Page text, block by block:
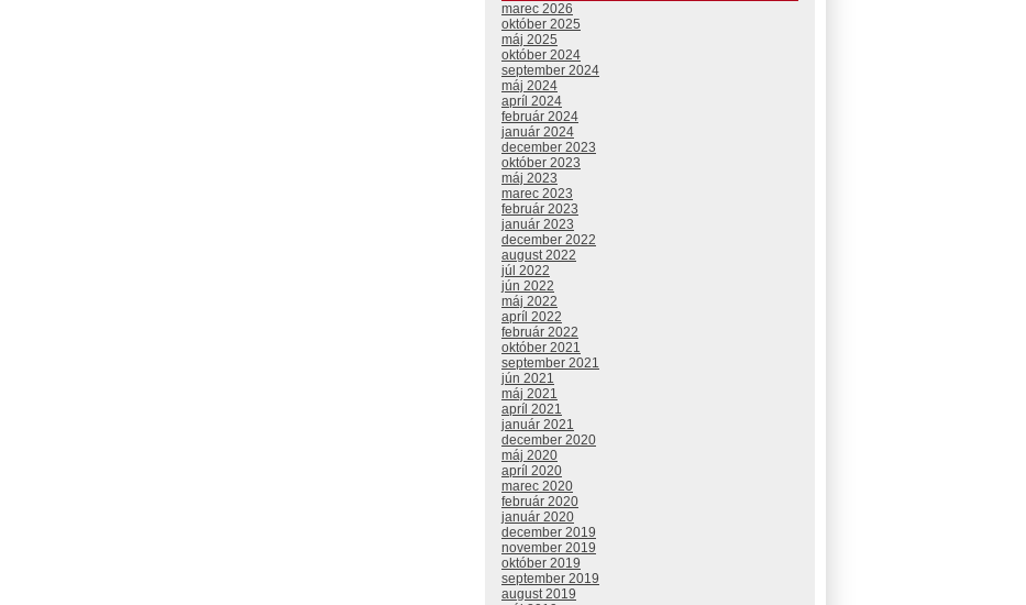
marec 2026
október 2025
máj 2025
október 2024
september 2024
máj 2024
apríl 2024
február 2024
január 2024
december 2023
október 2023
máj 2023
marec 2023
február 2023
január 2023
december 2022
august 2022
júl 2022
jún 2022
máj 2022
apríl 2022
február 2022
október 2021
september 2021
jún 2021
máj 2021
apríl 2021
január 2021
december 2020
máj 2020
apríl 2020
marec 2020
február 2020
január 2020
december 2019
november 2019
október 2019
september 2019
august 2019